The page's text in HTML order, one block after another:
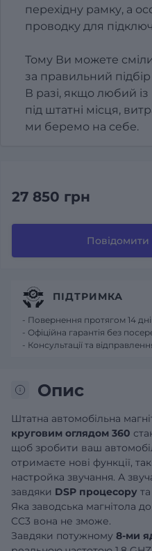
перехідну рамку, а
проводку для
Тому Ви можете
за правильний
В разі, якщо любий із
під штатні місця,
ми беремо на себе.
27 850 грн
Повідомити
Опис
Штатна автомобільна
круговим оглядом 360
щоб зробити ваш
отримаєте нові функції,
настройка звучання. А
завдяки DSP процесору
Яка заводська магнітола
CC3 вона не зможе.
Завдяки потужному 8-ми
ПІДТРИМКА
- Повернення протягом 14
- Офіційна гарантія без
- Консультації та